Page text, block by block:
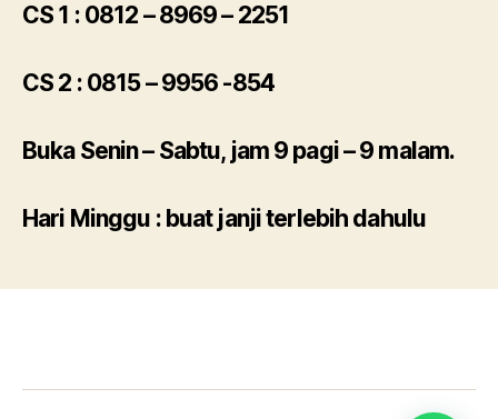
CS 1 : 0812 – 8969 – 2251
CS 2 : 0815 – 9956 -854
Buka Senin – Sabtu, jam 9 pagi – 9 malam.
Hari Minggu : buat janji terlebih dahulu